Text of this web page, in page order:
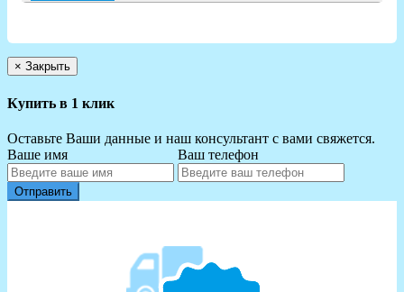
× Закрыть
Купить в 1 клик
Оставьте Ваши данные и наш консультант с вами свяжется.
Ваше имя
Ваш телефон
Отправить